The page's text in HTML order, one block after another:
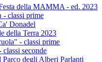
della MAMMA - ed. 2023
- classi prime
Donadel
della Terra 2023
- classi prime
seconde
Parco degli Alberi Parlanti